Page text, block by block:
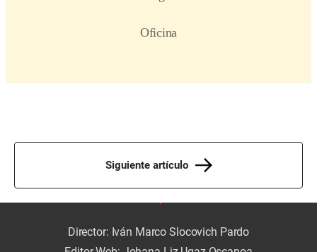
Siguiente artículo
Director: Iván Marco Slocovich Pardo